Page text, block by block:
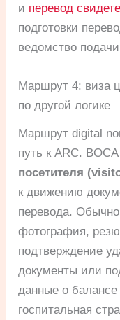
и перевод
подготовки
ведомство подачи
Маршрут 4: виза
по другой логике
Маршрут digital
путь к ARC.
посетителя
к движению
перевода. Обычно
фотография,
подтверждение
документы или
данные о
госпитальная